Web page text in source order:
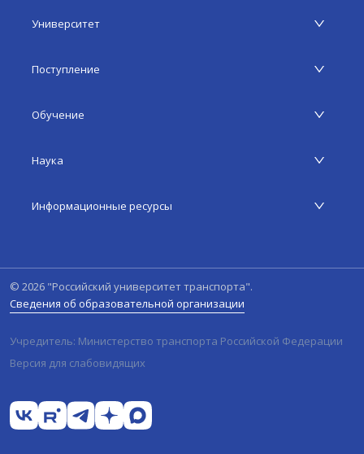
Университет
Поступление
Обучение
Наука
Информационные ресурсы
© 2026 "Российский университет транспорта".
Сведения об образовательной организации
Учредитель: Министерство транспорта Российской Федерации
Версия для слабовидящих